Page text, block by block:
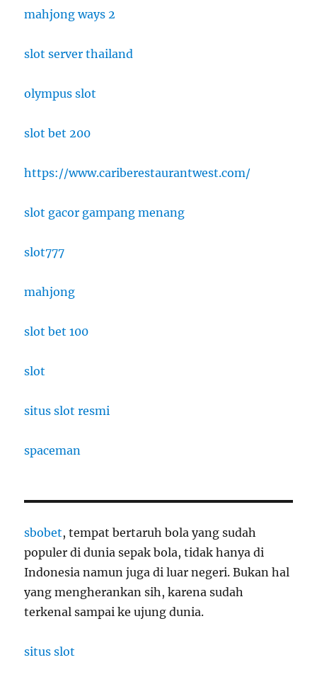
mahjong ways 2
slot server thailand
olympus slot
slot bet 200
https://www.cariberestaurantwest.com/
slot gacor gampang menang
slot777
mahjong
slot bet 100
slot
situs slot resmi
spaceman
sbobet, tempat bertaruh bola yang sudah
populer di dunia sepak bola, tidak hanya di
Indonesia namun juga di luar negeri. Bukan hal
yang mengherankan sih, karena sudah
terkenal sampai ke ujung dunia.
situs slot